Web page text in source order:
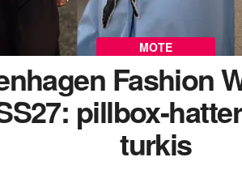
MOTE
Fashion
pillbox-
turkis